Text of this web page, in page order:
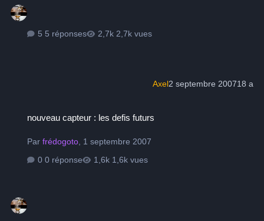
5 réponses 2,7k vues
Axel2 septembre 200718 a
nouveau capteur : les defis futurs
Parfrédogoto 1 septembre 2007
0 réponse
1,6k vues